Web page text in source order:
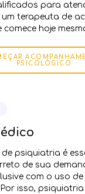
para
um terapeuta de
hoje
PSICOLÓGICO
psiquiatria é
de sua
com o uso de
isso, psiquiatria